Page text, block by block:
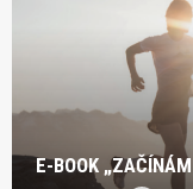
E-BOOK